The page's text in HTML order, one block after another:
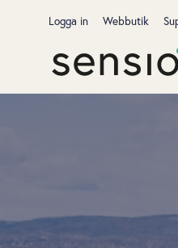
Logga in Webbutik